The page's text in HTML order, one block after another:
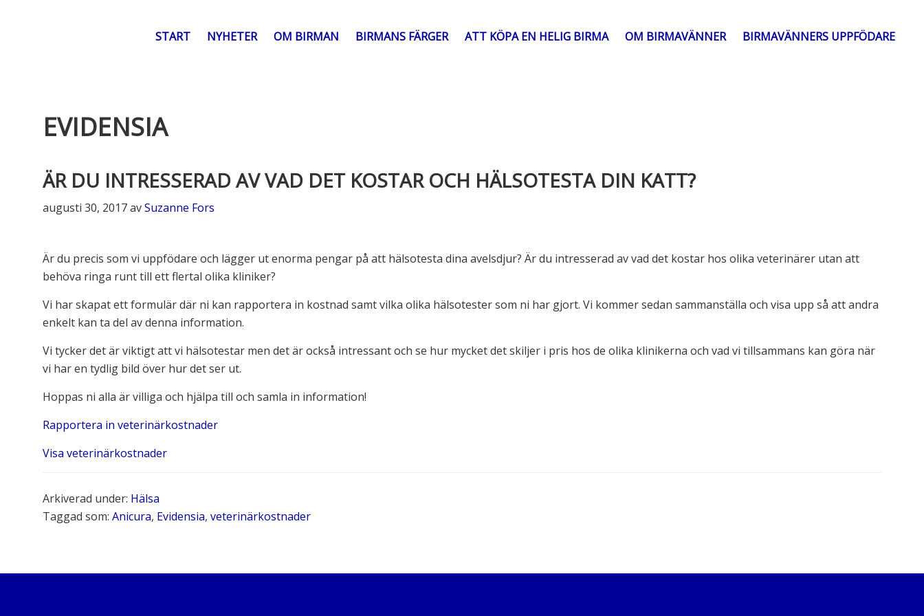
START NYHETER OM BIRMAN BIRMANS FÄRGER ATT KÖPA EN HELIG BIRMA OM BIRMAVÄNNER BIRMAVÄNNERS UPPFÖDARE
EVIDENSIA
ÄR DU INTRESSERAD AV VAD DET KOSTAR OCH HÄLSOTESTA DIN KATT?
augusti 30, 2017avSuzanne Fors
Är du precis som vi uppfödare och lägger ut enorma pengar på att hälsotesta dina avelsdjur? Är du intresserad av vad det kostar hos olika veterinärer utan att
behöva ringa runt till ett flertal olika kliniker?
Vi har skapat ett formulär där ni kan rapportera in kostnad samt vilka olika hälsotester som ni har gjort. Vi kommer sedan sammanställa och visa upp så att andra
enkelt kan ta del av denna information.
Vi tycker det är viktigt att vi hälsotestar men det är också intressant och se hur mycket det skiljer i pris hos de olika klinikerna och vad vi tillsammans kan göra när
vi har en tydlig bild över hur det ser ut.
Hoppas ni alla är villiga och hjälpa till och samla in information!
Rapportera in veterinärkostnader
Visa veterinärkostnader
Arkiverad under: Hälsa
Taggad som: Anicura, Evidensia, veterinärkostnader